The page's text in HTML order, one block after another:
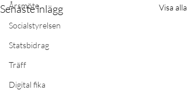
Årsmöte
Socialstyrelsen
Statsbidrag
Träff
Digital fika
Senaste inlägg Visa alla